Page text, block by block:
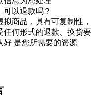
可以退款吗？
拟商品，具有可复制性
任何形式的退款、换货
好 是您所需要的资源